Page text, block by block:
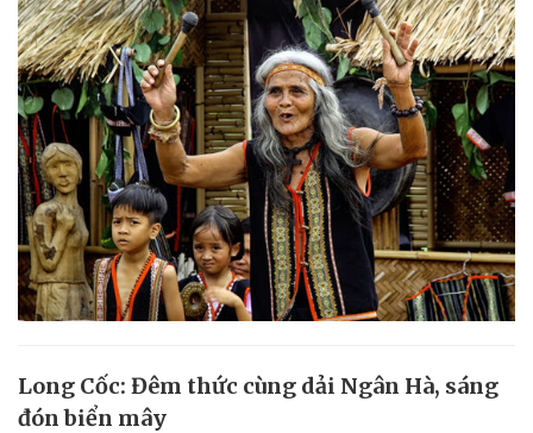
Long Cốc: Đêm thức cùng dải Ngân Hà, sáng
đón biển mây